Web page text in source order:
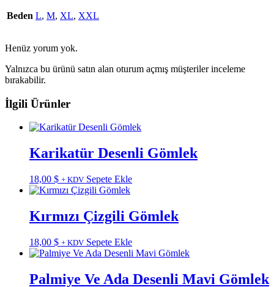
Beden L, M, XL, XXL
Henüz yorum yok.
Yalnızca bu ürünü satın alan oturum açmış müşteriler inceleme
bırakabilir.
İlgili Ürünler
Karikatür Desenli Gömlek
18,00 $ + KDV Sepete Ekle
Kırmızı Çizgili Gömlek
18,00 $ + KDV Sepete Ekle
Palmiye Ve Ada Desenli Mavi Gömlek